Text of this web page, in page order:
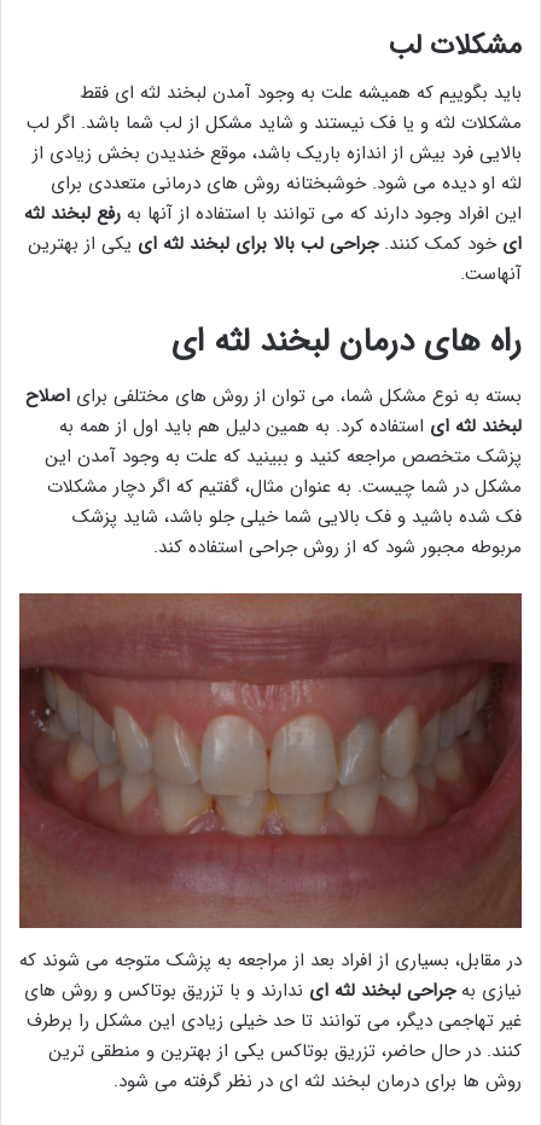
مشکلات لب
باید بگوییم که همیشه علت به وجود آمدن لبخند لثه ای فقط
مشکلات لثه و یا فک نیستند و شاید مشکل از لب شما باشد. اگر لب
بالایی فرد بیش از اندازه باریک باشد، موقع خندیدن بخش زیادی از
لثه او دیده می شود. خوشبختانه روش های درمانی متعددی برای
این افراد وجود دارند که می توانند با استفاده از آنها به رفع لبخند لثه
ای خود کمک کنند.جراحی لب بالا برای لبخند لثه ای یکی از بهترین
آنهاست.
راه های درمان لبخند لثه ای
بسته به نوع مشکل شما، می توان از روش های مختلفی برای اصلاح
لبخند لثه ای استفاده کرد. به همین دلیل هم باید اول از همه به
پزشک متخصص مراجعه کنید و ببینید که علت به وجود آمدن این
مشکل در شما چیست. به عنوان مثال، گفتیم که اگر دچار مشکلات
فک شده باشید و فک بالایی شما خیلی جلو باشد، شاید پزشک
مربوطه مجبور شود که از روش جراحی استفاده کند.
در مقابل، بسیاری از افراد بعد از مراجعه به پزشک متوجه می شوند که
نیازی بهجراحی لبخند لثه ای ندارند و با تزریق بوتاکس و روش های
غیر تهاجمی دیگر، می توانند تا حد خیلی زیادی این مشکل را برطرف
کنند. در حال حاضر، تزریق بوتاکس یکی از بهترین و منطقی ترین
روش ها برای درمان لبخند لثه ای در نظر گرفته می شود.